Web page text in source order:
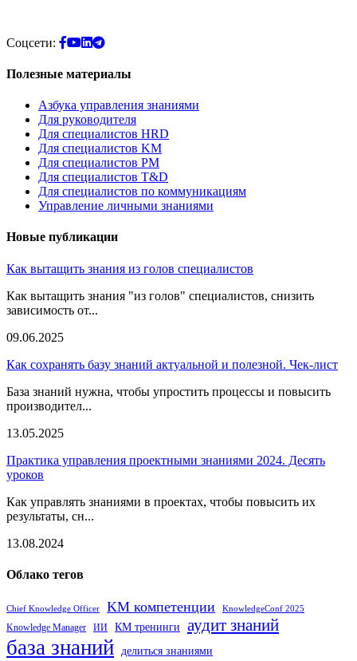
Соцсети:
Полезные материалы
Азбука управления знаниями
Для руководителя
Для специалистов HRD
Для специалистов KM
Для специалистов PM
Для специалистов T&D
Для специалистов по коммуникациям
Управление личными знаниями
Новые публикации
Как вытащить знания из голов специалистов
Как вытащить знания "из голов" специалистов, снизить
зависимость от...
09.06.2025
Как сохранять базу знаний актуальной и полезной. Чек-лист
База знаний нужна, чтобы упростить процессы и повысить
производител...
13.05.2025
Практика управления проектными знаниями 2024. Десять
уроков
Как управлять знаниями в проектах, чтобы повысить их
результаты, сн...
13.08.2024
Облако тегов
Chief Knowledge Officer KM компетенции KnowledgeConf 2025
Knowledge Manager ИИ КМ тренинги аудит знаний
база знаний делиться знаниями